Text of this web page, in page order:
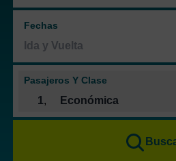
Fechas
Pasajeros Y Clase
1, Económica